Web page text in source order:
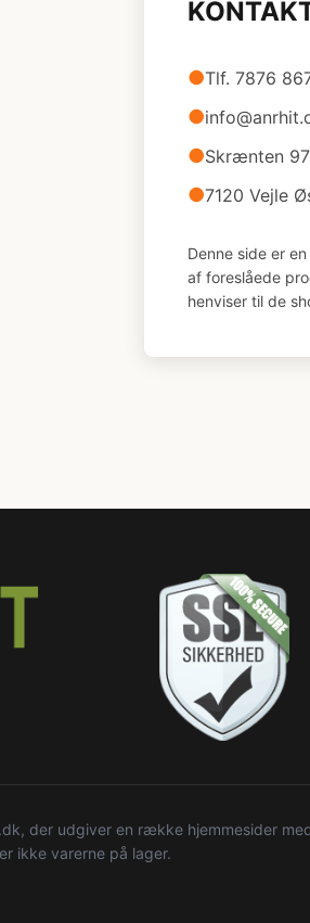
●Tlf. 7876
●
●Skrænten 97
●7120 Vejle
Denne side er
af foreslåede
henviser til de
der udgiver en række hjemmesider
ikke varerne på lager.